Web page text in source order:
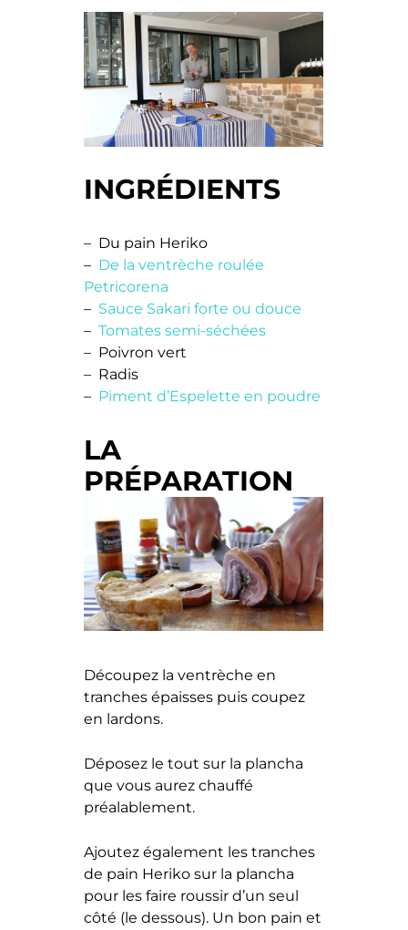
INGRÉDIENTS
– Du pain Heriko
– De la ventrèche roulée
Petricorena
– Sauce Sakari forte ou douce
–Tomates semi-séchées
– Poivron vert
– Radis
– Piment d’Espelette en poudre
LA
PRÉPARATION
Découpez la ventrèche en
tranches épaisses puis coupez
en lardons.
Déposez le tout sur la plancha
que vous aurez chauffé
préalablement.
Ajoutez également les tranches
de pain Heriko sur la plancha
pour les faire roussir d’un seul
côté (le dessous). Un bon pain et